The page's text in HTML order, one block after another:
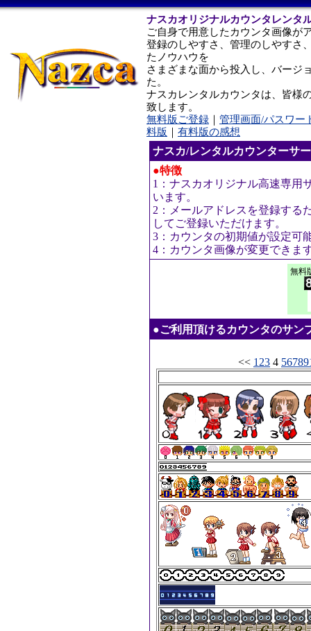
ナスカオリジナルカウンタレンタ
ご自身で用意したカウンタ画像が
登録のしやすさ、管理のしやすさ
たノウハウを
さまざまな面から投入し、バージ
た。
ナスカレンタルカウンタは、皆様
致します。
無料版ご登録 ｜ 管理画面/パスワー
料版 ｜ 有料版の感想
ナスカ/レンタルカウンターサ
●特徴
1：ナスカオリジナル高速専用
います。
2：メールアドレスを登録する
してご登録いただけます。
3：カウンタの初期値が設定可
4：カウンタ画像が変更できま
無料
●ご利用頂けるカウンタのサン
<< 123 4 56789